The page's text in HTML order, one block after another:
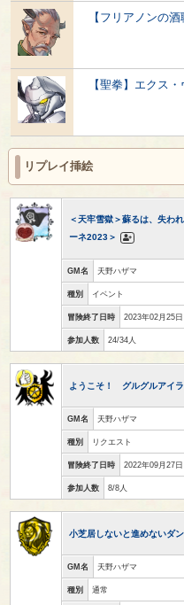
【フリアノンの
【聖拳】エクス
リプレイ挿絵
＜天牢雪獄＞蘇るは、失わ
ーネ2023＞
GM名 天野ハザマ
種別 イベント
冒険終了日時 2023年02月25
参加人数 24/34人
ようこそ！ グルグルアイラ
GM名 天野ハザマ
種別 リクエスト
冒険終了日時 2022年09月27
参加人数 8/8人
小芝居しないと進めないダ
GM名 天野ハザマ
種別 通常